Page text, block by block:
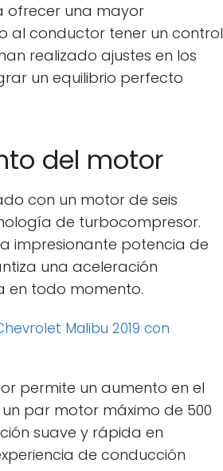
ofrecer una mayor
al conductor tener un control
realizado ajustes en los
un equilibrio perfecto
del motor
con un motor de seis
de turbocompresor.
impresionante potencia de
una aceleración
en todo momento.
Malibu 2019 con
permite un aumento en el
par motor máximo de 500
suave y rápida en
de conducción